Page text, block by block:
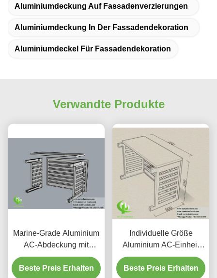
Aluminiumdeckung Auf Fassadenverzierungen
Aluminiumdeckung In Der Fassadendekoration
Aluminiumdeckel Für Fassadendekoration
Verwandte Produkte
Marine-Grade Aluminium
AC-Abdeckung mit
modularem Easy-Fit-
System und optimaler
Beste Preis Erhalten
Individuelle Größe
Aluminium AC-Einheit
Abdeckung mit 45°
Winkel Louvres und
Beste Preis Erhalten